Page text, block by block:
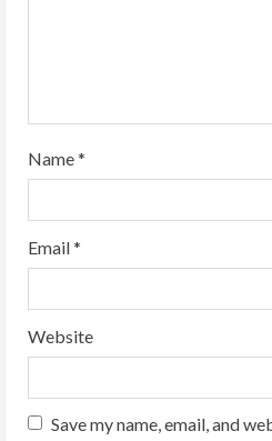
Name*
Email*
Website
Save my name, email, and